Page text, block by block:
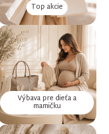
Top akcie
Výbava pre dieťa a
mamičku